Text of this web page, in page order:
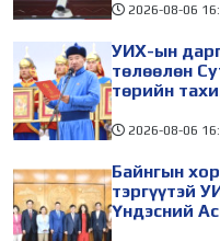
2026-08-06
УИХ-ын
төлөөлөн
төрийн
2026-08-06
Байнгын
тэргүүтэй
Үндэсний